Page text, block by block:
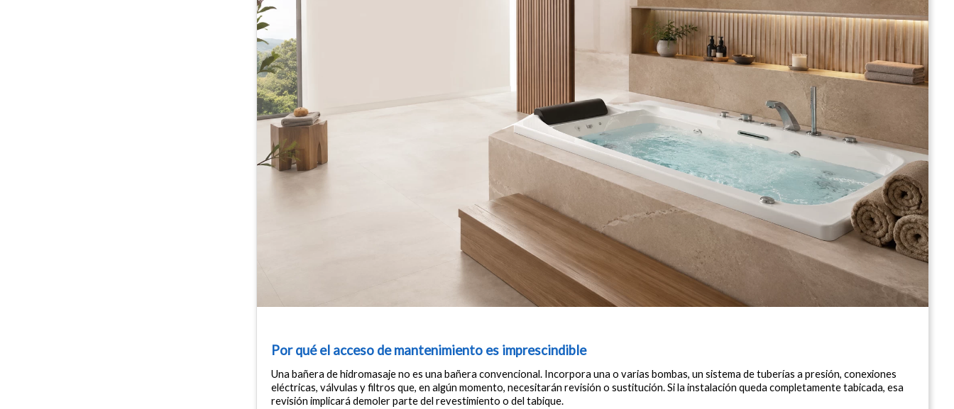
Por qué el acceso de mantenimiento es imprescindible
Una bañera de hidromasaje no es una bañera convencional. Incorpora una o varias bombas, un sistema de tuberías a presión, conexiones
eléctricas, válvulas y filtros que, en algún momento, necesitarán revisión o sustitución. Si la instalación queda completamente tabicada, esa
revisión implicará demoler parte del revestimiento o del tabique.